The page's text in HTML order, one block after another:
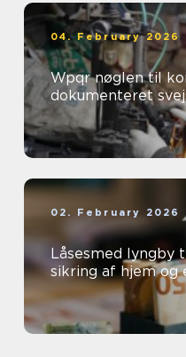
04. February 2026
Wpqr nøglen til kontrolleret og
dokumenteret
02. February 2026
Låsesmed lyngby tryg og moderne
sikring af hjem og